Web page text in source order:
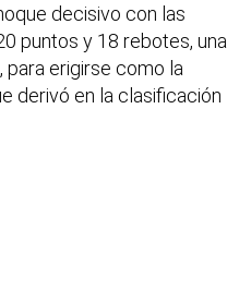
decisivo con las
puntos y 18 rebotes, una
para erigirse como la
derivó en la clasificación